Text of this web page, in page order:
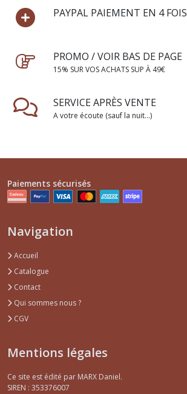
PAYPAL PAIEMENT EN 4 FOIS
PROMO / VOIR BAS DE PAGE
15% SUR VOS ACHATS SUP À 49€
SERVICE APRÈS VENTE
A votre écoute (sauf la nuit...)
Paiements sécurisés
Navigation
Accueil
Catalogue
Contact
Qui sommes nous ?
CGV
Mentions légales
Ce site est édité par MARX Daniel.
SIREN : 353376007